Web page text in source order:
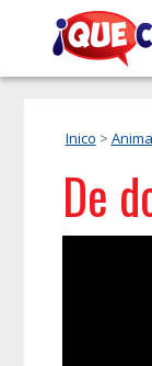
Inico >
De